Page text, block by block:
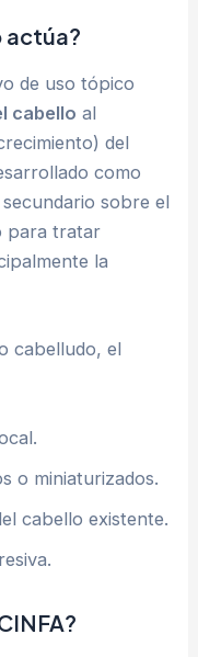
actúa?
de uso tópico
cabello al
del
como
sobre el
para tratar
la
cabelludo, el
o miniaturizados.
cabello existente.